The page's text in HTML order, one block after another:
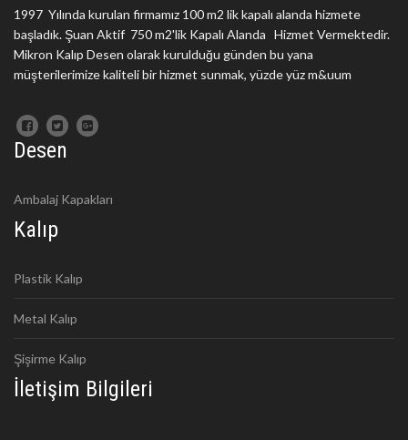
1997 Yılında kurulan firmamız 100 m2 lik kapalı alanda hizmete
başladık. Şuan Aktif 750 m2'lik Kapalı Alanda Hizmet Vermektedir.
Mikron Kalıp Desen olarak kurulduğu günden bu yana
müşterilerimize kaliteli bir hizmet sunmak, yüzde yüz m&uum
Desen
Ambalaj Kapakları
Kalıp
Plastik Kalıp
Metal Kalıp
Şişirme Kalıp
İletişim Bilgileri